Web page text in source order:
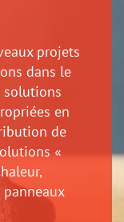
projets
dans le
solutions
en
de
«